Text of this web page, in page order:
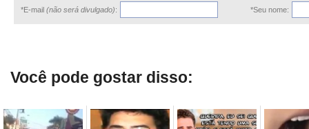
*E-mail (não será divulgado): *Seu nome:
Você pode gostar disso: